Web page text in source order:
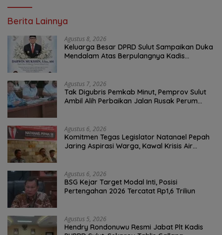
Berita Lainnya
Agustus 8, 2026
Keluarga Besar DPRD Sulut Sampaikan Duka
Mendalam Atas Berpulangnya Kadis
Agustus 7, 2026
Tak Digubris Pemkab Minut, Pemprov Sulut
Ambil Alih Perbaikan Jalan Rusak Perum
Agustus 6, 2026
Komitmen Tegas Legislator Natanael Pepah
Jaring Aspirasi Warga, Kawal Krisis Air
Agustus 6, 2026
BSG Kejar Target Modal Inti, Posisi
Pertengahan 2026 Tercatat Rp1,6 Triliun
Agustus 5, 2026
Hendry Rondonuwu Resmi Jabat Plt Kadis